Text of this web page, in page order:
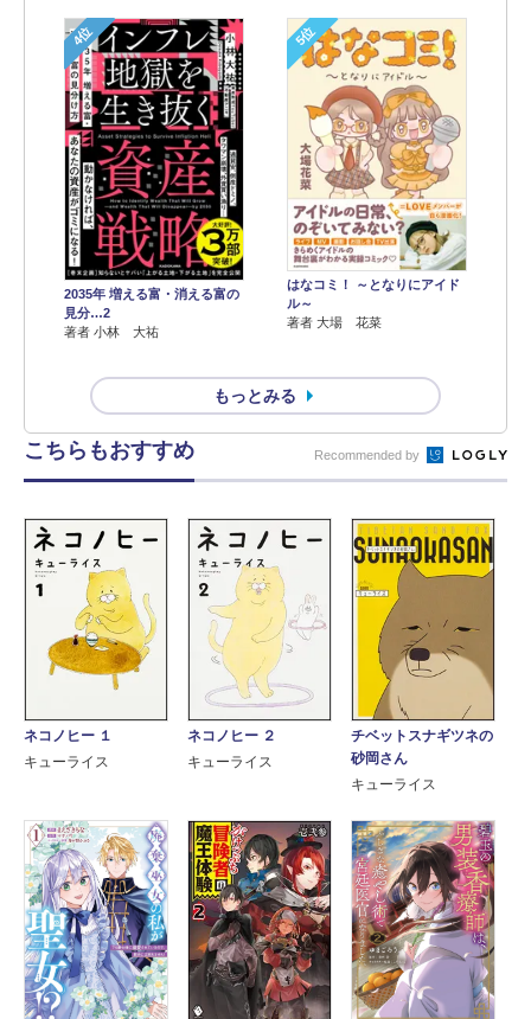
4位
2035年 増える富・消える富の
見分…2
著者 小林 大祐
5位
はなコミ！ ～となりにアイド
ル～
著者 大場 花菜
もっとみる
こちらもおすすめ Recommended by
ネコノヒー １
キューライス
ネコノヒー ２
キューライス
チベットスナギツネの
砂岡さん
キューライス